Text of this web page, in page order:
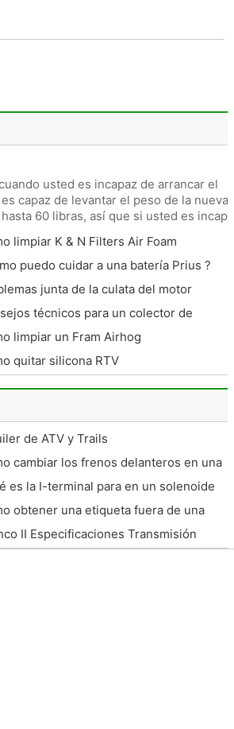
usted es incapaz de arrancar el
capaz de levantar el peso de la nueva
60 libras, así que si usted es incapaz
limpiar K & N Filters Air Foam
puedo cuidar a una batería Prius ?
junta de la culata del motor
técnicos para un colector de
limpiar un Fram Airhog
quitar silicona RTV
de ATV y Trails
cambiar los frenos delanteros en una
Silverado 2000
es la I-terminal para en un solenoide
obtener una etiqueta fuera de una
de coche
II Especificaciones Transmisión